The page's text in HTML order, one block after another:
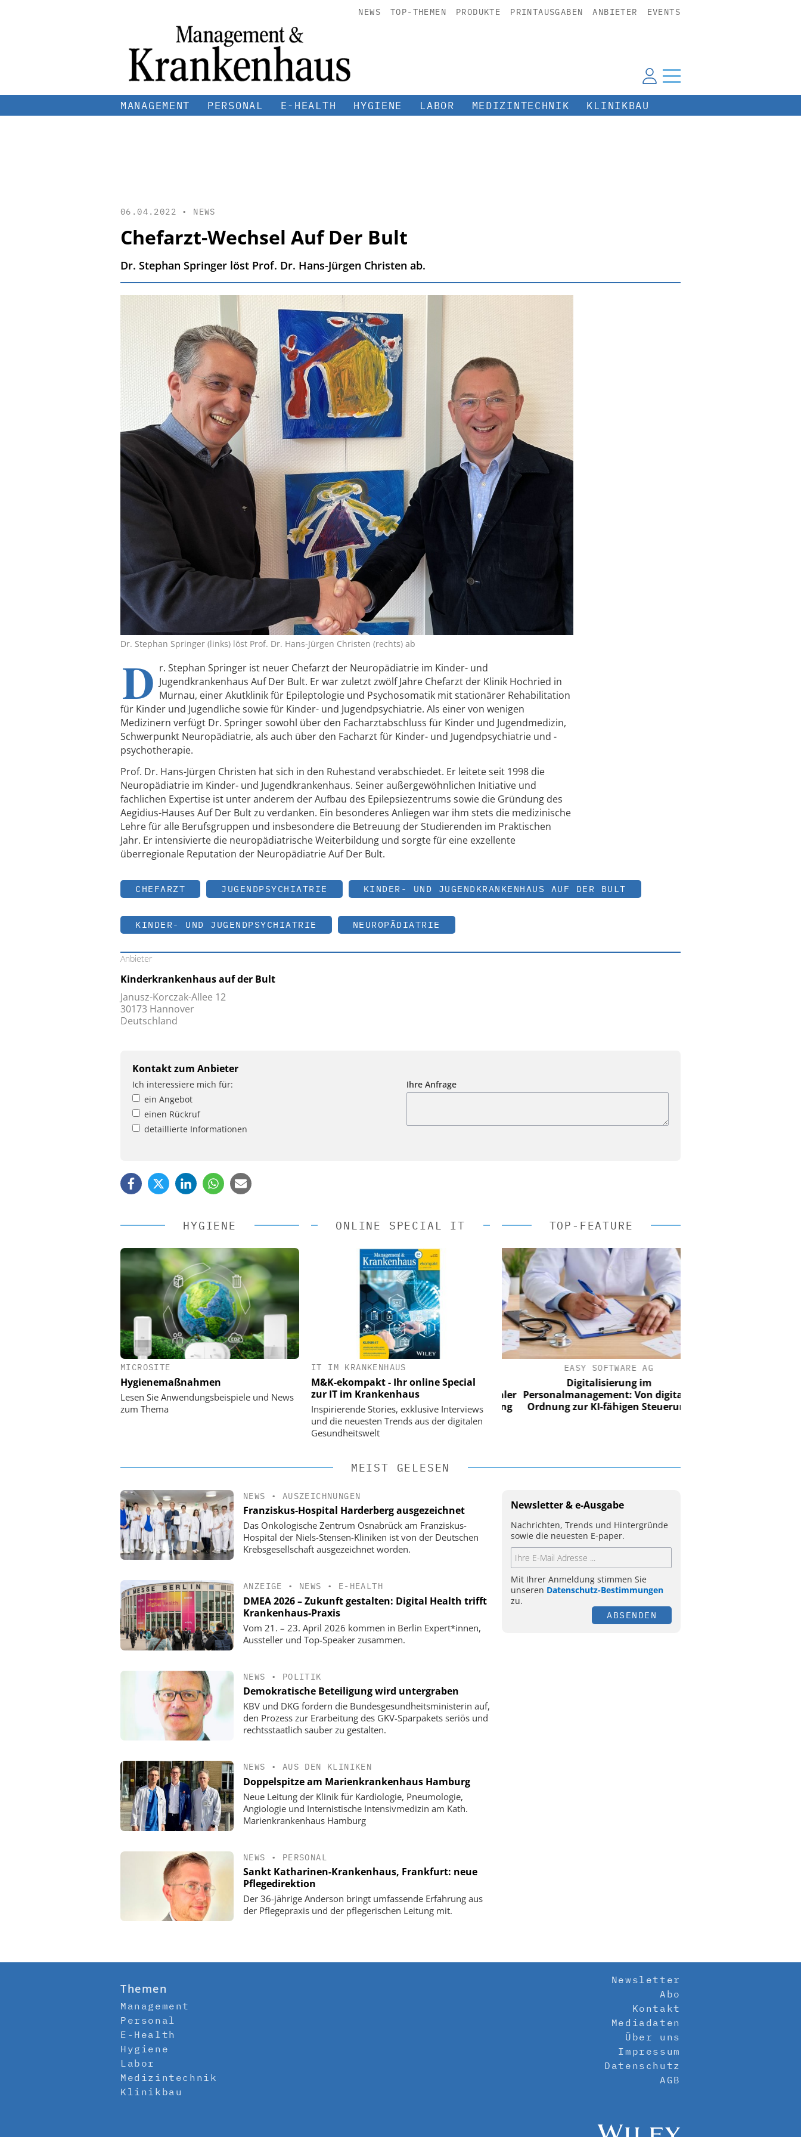
NEWS TOP-THEMEN PRODUKTE PRINTAUSGABEN ANBIETER EVENTS
MANAGEMENT PERSONAL E-HEALTH HYGIENE LABOR MEDIZINTECHNIK KLINIKBAU
06.04.2022 • NEWS
Chefarzt-Wechsel Auf Der Bult
Dr. Stephan Springer löst Prof. Dr. Hans-Jürgen Christen ab.
Dr. Stephan Springer (links) löst Prof. Dr. Hans-Jürgen Christen (rechts) ab
D r. Stephan Springer ist neuer Chefarzt der Neuropädiatrie im Kinder- und
Jugendkrankenhaus Auf Der Bult. Er war zuletzt zwölf Jahre Chefarzt der Klinik Hochried in
Murnau, einer Akutklinik für Epileptologie und Psychosomatik mit stationärer Rehabilitation
für Kinder und Jugendliche sowie für Kinder- und Jugendpsychiatrie. Als einer von wenigen
Medizinern verfügt Dr. Springer sowohl über den Facharztabschluss für Kinder und Jugendmedizin,
Schwerpunkt Neuropädiatrie, als auch über den Facharzt für Kinder- und Jugendpsychiatrie und -
psychotherapie.
Prof. Dr. Hans-Jürgen Christen hat sich in den Ruhestand verabschiedet. Er leitete seit 1998 die
Neuropädiatrie im Kinder- und Jugendkrankenhaus. Seiner außergewöhnlichen Initiative und
fachlichen Expertise ist unter anderem der Aufbau des Epilepsiezentrums sowie die Gründung des
Aegidius-Hauses Auf Der Bult zu verdanken. Ein besonderes Anliegen war ihm stets die medizinische
Lehre für alle Berufsgruppen und insbesondere die Betreuung der Studierenden im Praktischen
Jahr. Er intensivierte die neuropädiatrische Weiterbildung und sorgte für eine exzellente
überregionale Reputation der Neuropädiatrie Auf Der Bult.
CHEFARZT JUGENDPSYCHIATRIE KINDER- UND JUGENDKRANKENHAUS AUF DER BULT
KINDER- UND JUGENDPSYCHIATRIE NEUROPÄDIATRIE
Anbieter
Kinderkrankenhaus auf der Bult
Janusz-Korczak-Allee 12
30173 Hannover
Deutschland
Kontakt zum Anbieter
Ich interessiere mich für:
ein Angebot
einen Rückruf
detaillierte Informationen
Ihre Anfrage
HYGIENE
MICROSITE
Hygienemaßnahmen
Lesen Sie Anwendungsbeispiele und News
zum Thema
ONLINE SPECIAL IT
IT IM KRANKENHAUS
M&K-ekompakt - Ihr online Special
zur IT im Krankenhaus
Inspirierende Stories, exklusive Interviews
und die neuesten Trends aus der digitalen
Gesundheitswelt
TOP-FEATURE
Digitalisierung im
Personalmanagement: Von digitaler
Ordnung zur KI-fähigen Steuerung
EASY SOFTWARE AG
Digitalisierung im
Personalmanagement: Von digitaler
Ordnung zur KI-fähigen Steuerung
EASY SOFTWARE AG
Digitalisierung im
Personalmanagement: Von digitaler
Ordnung zur KI-fähigen Steuerung
MEIST GELESEN
NEWS • AUSZEICHNUNGEN
Franziskus-Hospital Harderberg ausgezeichnet
Das Onkologische Zentrum Osnabrück am Franziskus-
Hospital der Niels-Stensen-Kliniken ist von der Deutschen
Krebsgesellschaft ausgezeichnet worden.
ANZEIGE • NEWS • E-HEALTH
DMEA 2026 – Zukunft gestalten: Digital Health trifft
Krankenhaus-Praxis
Vom 21. – 23. April 2026 kommen in Berlin Expert*innen,
Aussteller und Top-Speaker zusammen.
NEWS • POLITIK
Demokratische Beteiligung wird untergraben
KBV und DKG fordern die Bundesgesundheitsministerin auf,
den Prozess zur Erarbeitung des GKV-Sparpakets seriös und
rechtsstaatlich sauber zu gestalten.
NEWS • AUS DEN KLINIKEN
Doppelspitze am Marienkrankenhaus Hamburg
Neue Leitung der Klinik für Kardiologie, Pneumologie,
Angiologie und Internistische Intensivmedizin am Kath.
Marienkrankenhaus Hamburg
NEWS • PERSONAL
Sankt Katharinen-Krankenhaus, Frankfurt: neue
Pflegedirektion
Der 36-jährige Anderson bringt umfassende Erfahrung aus
der Pflegepraxis und der pflegerischen Leitung mit.
Newsletter & e-Ausgabe
Nachrichten, Trends und Hintergründe
sowie die neuesten E-paper.
Mit Ihrer Anmeldung stimmen Sie
unseren Datenschutz-Bestimmungen
zu.
ABSENDEN
Themen
Management
Personal
E-Health
Hygiene
Labor
Medizintechnik
Klinikbau
Newsletter
Abo
Kontakt
Mediadaten
Über uns
Impressum
Datenschutz
AGB